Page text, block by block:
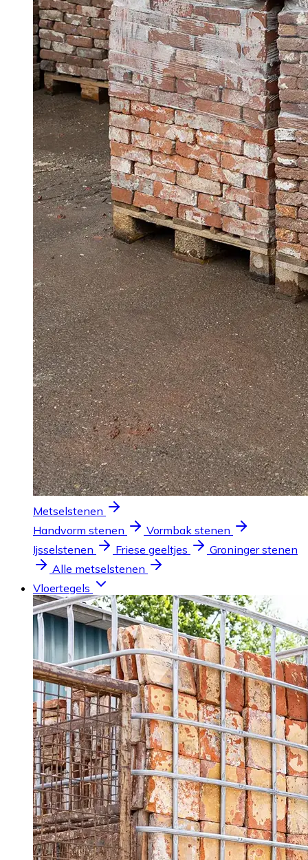
Metselstenen
Handvorm stenen
Vormbak stenen
Ijsselstenen
Friese geeltjes
Groninger stenen
Alle metselstenen
Vloertegels